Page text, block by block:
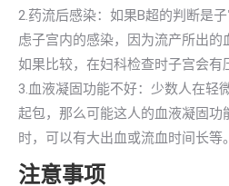
2.药流后感染：如果B超的判断是
虑子宫内的感染，因为流产所出的
如果比较，在妇科检查时子宫会有
3.血液凝固功能不好：少数人在轻
起包，那么可能这人的血液凝固
时，可以有大出血或流血时间长等。
注意事项